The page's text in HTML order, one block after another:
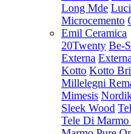
Long Mde
Microcemento
Emil Ceramica
20Twenty Be-
Externa
Kotto Kotto
Millelegni
Mimesis
Sleek Wood
Tele Di